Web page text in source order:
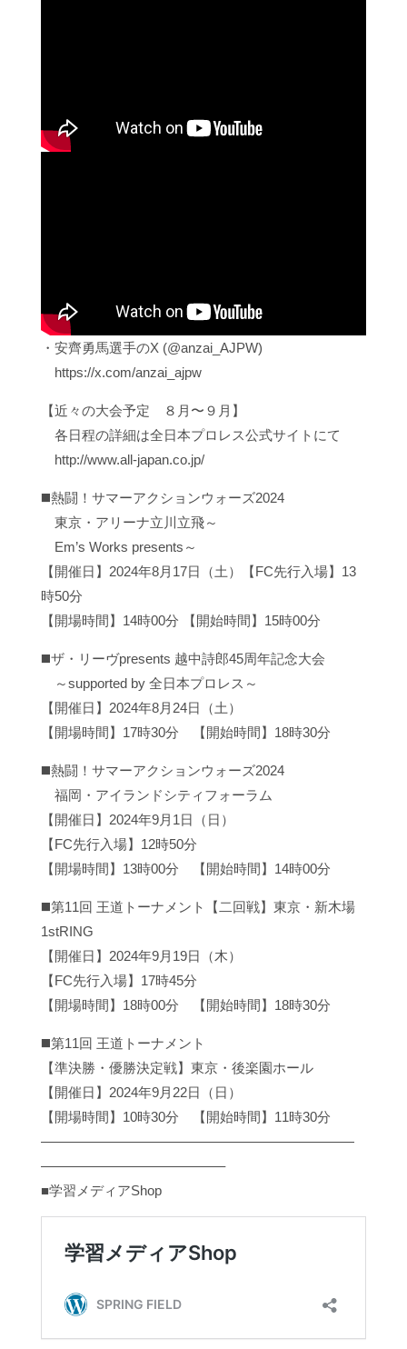
・安齊勇馬選手のX (@anzai_AJPW)
https://x.com/anzai_ajpw
【近々の大会予定 ８月〜９月】
各日程の詳細は全日本プロレス公式サイトにて
http://www.all-japan.co.jp/
◼️熱闘！サマーアクションウォーズ2024
東京・アリーナ立川立飛～
Em’s Works presents～
【開催日】2024年8月17日（土）【FC先行入場】13
時50分
【開場時間】14時00分 【開始時間】15時00分
◼️ザ・リーヴpresents 越中詩郎45周年記念大会
～supported by 全日本プロレス～
【開催日】2024年8月24日（土）
【開場時間】17時30分 【開始時間】18時30分
◼️熱闘！サマーアクションウォーズ2024
福岡・アイランドシティフォーラム
【開催日】2024年9月1日（日）
【FC先行入場】12時50分
【開場時間】13時00分 【開始時間】14時00分
◼️第11回 王道トーナメント【二回戦】東京・新木場
1stRING
【開催日】2024年9月19日（木）
【FC先行入場】17時45分
【開場時間】18時00分 【開始時間】18時30分
◼️第11回 王道トーナメント
【準決勝・優勝決定戦】東京・後楽園ホール
【開催日】2024年9月22日（日）
【開場時間】10時30分 【開始時間】11時30分
———————————————————————
—————————————–
■学習メディアShop